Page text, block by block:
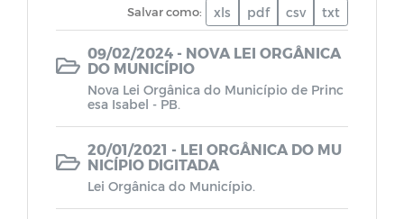
Lei de Diretrizes Orçamentárias - LDO
Lei Orçamentária Anual - LOA
Plano Plurianual - PPA
Plano de Cargos, Carreira e Remuneração
dos Servidores Municipais da Educação
Salvar como: xls pdf csv txt
09/02/2024 - NOVA LEI ORGÂNICA
DO MUNICÍPIO
Nova Lei Orgânica do Município de Princ
esa Isabel - PB.
20/01/2021 - LEI ORGÂNICA DO MU
NICÍPIO DIGITADA
Lei Orgânica do Município.